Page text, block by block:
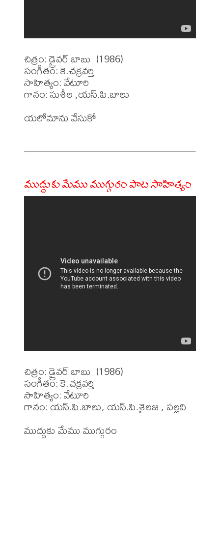
చిత్రం: డ్రైవర్ బాబు  (1986)
సంగీతం: కె.చక్రవర్తి
సాహిత్యం: వేటూరి
గానం: సుశీల ,యస్.పి.బాలు
యలోమాను వేసుకో
ముద్దుకు మేము ముగ్గురం పాట సాహిత్యం
చిత్రం: డ్రైవర్ బాబు  (1986)
సంగీతం: కె.చక్రవర్తి
సాహిత్యం: వేటూరి
గానం: యస్.పి.బాలు, యస్.పి.శైలజ , పల్లవి